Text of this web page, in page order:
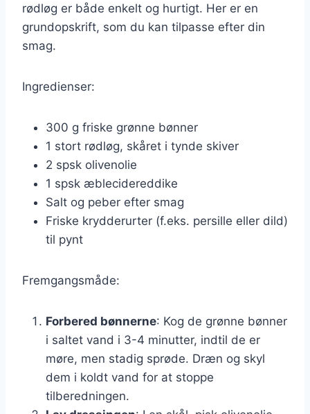
rødløg er både enkelt og hurtigt. Her er en
grundopskrift, som du kan tilpasse efter din
smag.
Ingredienser:
300 g friske grønne bønner
1 stort rødløg, skåret i tynde skiver
2 spsk olivenolie
1 spsk æblecidereddike
Salt og peber efter smag
Friske krydderurter (f.eks. persille eller dild)
til pynt
Fremgangsmåde:
Forbered bønnerne: Kog de grønne bønner
i saltet vand i 3-4 minutter, indtil de er
møre, men stadig sprøde. Dræn og skyl
dem i koldt vand for at stoppe
tilberedningen.